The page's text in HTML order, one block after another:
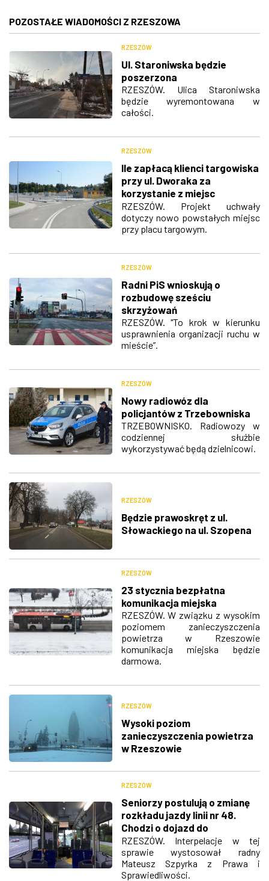
POZOSTAŁE WIADOMOŚCI Z RZESZOWA
RZESZÓW
Ul. Staroniwska będzie
poszerzona
RZESZÓW. Ulica Staroniwska
będzie wyremontowana w
całości.
RZESZÓW
Ile zapłacą klienci targowiska
przy ul. Dworaka za
korzystanie z miejsc
parkingowych?
RZESZÓW. Projekt uchwały
dotyczy nowo powstałych miejsc
przy placu targowym.
RZESZÓW
Radni PiS wnioskują o
rozbudowę sześciu
skrzyżowań
RZESZÓW. "To krok w kierunku
usprawnienia organizacji ruchu w
mieście”.
RZESZÓW
Nowy radiowóz dla
policjantów z Trzebowniska
TRZEBOWNISKO. Radiowozy w
codziennej służbie
wykorzystywać będą dzielnicowi.
RZESZÓW
Będzie prawoskręt z ul.
Słowackiego na ul. Szopena
RZESZÓW
23 stycznia bezpłatna
komunikacja miejska
RZESZÓW. W związku z wysokim
poziomem zanieczyszczenia
powietrza w Rzeszowie
komunikacja miejska będzie
darmowa.
RZESZÓW
Wysoki poziom
zanieczyszczenia powietrza
w Rzeszowie
RZESZÓW
Seniorzy postulują o zmianę
rozkładu jazdy linii nr 48.
Chodzi o dojazd do
cmentarza Wilkowyja
RZESZÓW. Interpelacje w tej
sprawie wystosował radny
Mateusz Szpyrka z Prawa i
Sprawiedliwości.